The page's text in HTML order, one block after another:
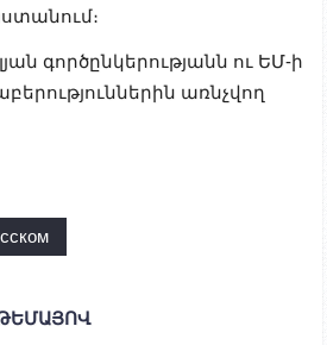
գործընկերությանն ու ԵՄ-ի
առնչվող